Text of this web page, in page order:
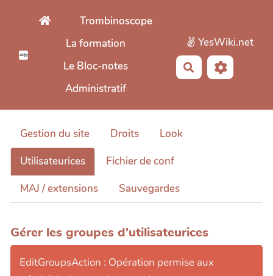
Aller au contenu principal
Trombinoscope
La formation
Le Bloc-notes
Administratif
YesWiki.net
Rechercher
Gestion du site Droits
Look
Utilisateurices
Fichier de conf
MAJ / extensions
Sauvegardes
Gérer les groupes d'utilisateurices
EditGroupsAction : Opération permise aux